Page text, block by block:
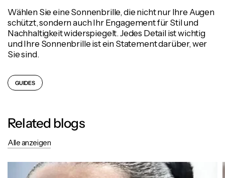
Wählen Sie eine Sonnenbrille, die nicht nur Ihre Augen
schützt, sondern auch Ihr Engagement für Stil und
Nachhaltigkeit widerspiegelt. Jedes Detail ist wichtig
und Ihre Sonnenbrille ist ein Statement darüber, wer
Sie sind.
GUIDES
Related blogs
Alle anzeigen